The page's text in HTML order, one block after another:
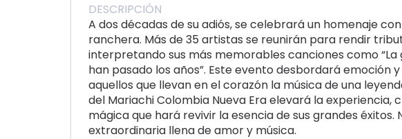
DESCRIPCIÓN
A dos décadas de su adiós, se celebrará un homenaje
ranchera. Más de 35 artistas se reunirán para rendir
interpretando sus más memorables canciones como “La
han pasado los años”. Este evento desbordará emoción
aquellos que llevan en el corazón la música de una
del Mariachi Colombia Nueva Era elevará la experiencia,
mágica que hará revivir la esencia de sus grandes éxitos.
extraordinaria llena de amor y música.